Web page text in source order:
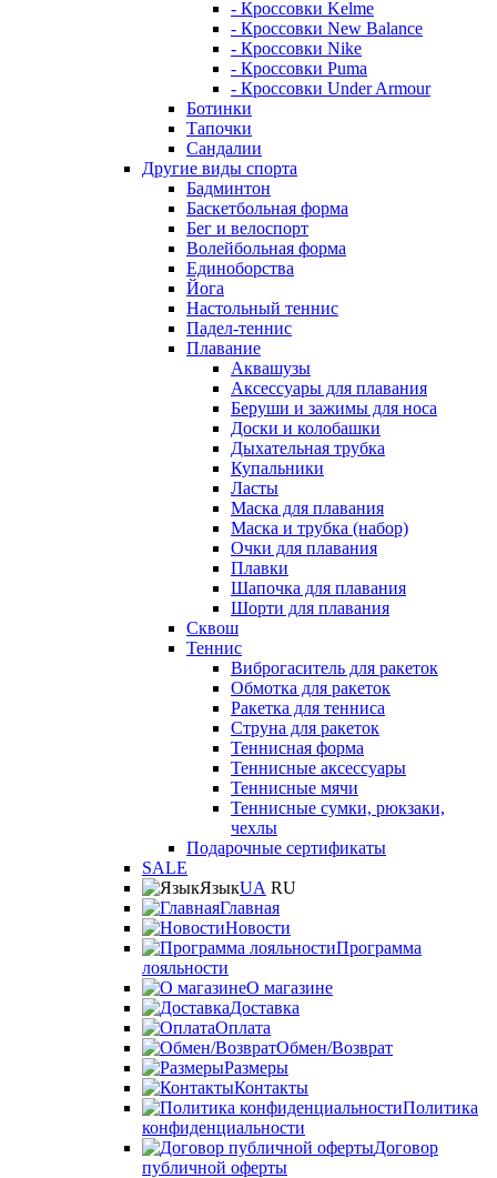
- Кроссовки Kelme
- Кроссовки New Balance
- Кроссовки Nike
- Кроссовки Puma
- Кроссовки Under Armour
Ботинки
Тапочки
Сандалии
Другие виды спорта
Бадминтон
Баскетбольная форма
Бег и велоспорт
Волейбольная форма
Единоборства
Йога
Настольный теннис
Падел-теннис
Плавание
Аквашузы
Аксессуары для плавания
Беруши и зажимы для носа
Доски и колобашки
Дыхательная трубка
Купальники
Ласты
Маска для плавания
Маска и трубка (набор)
Очки для плавания
Плавки
Шапочка для плавания
Шорти для плавания
Сквош
Теннис
Виброгаситель для ракеток
Обмотка для ракеток
Ракетка для тенниса
Струна для ракеток
Теннисная форма
Теннисные аксессуары
Теннисные мячи
Теннисные сумки, рюкзаки,
чехлы
Подарочные сертификаты
SALE
ЯзыкUA RU
Главная
Новости
Программа
лояльности
О магазине
Доставка
Оплата
Обмен/Возврат
Размеры
Контакты
Политика
конфиденциальности
Договор
публичной оферты